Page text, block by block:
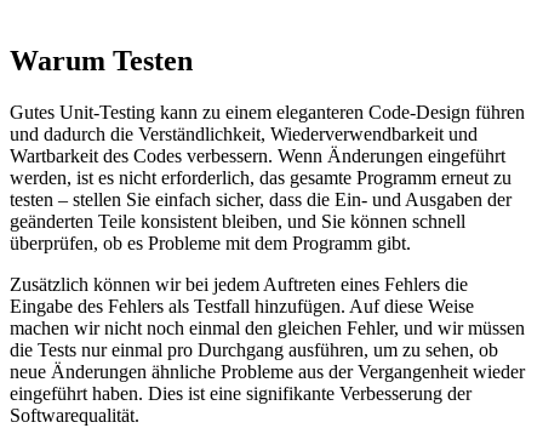
Warum Testen
Gutes Unit-Testing kann zu einem eleganteren Code-Design führen
und dadurch die Verständlichkeit, Wiederverwendbarkeit und
Wartbarkeit des Codes verbessern. Wenn Änderungen eingeführt
werden, ist es nicht erforderlich, das gesamte Programm erneut zu
testen – stellen Sie einfach sicher, dass die Ein- und Ausgaben der
geänderten Teile konsistent bleiben, und Sie können schnell
überprüfen, ob es Probleme mit dem Programm gibt.
Zusätzlich können wir bei jedem Auftreten eines Fehlers die
Eingabe des Fehlers als Testfall hinzufügen. Auf diese Weise
machen wir nicht noch einmal den gleichen Fehler, und wir müssen
die Tests nur einmal pro Durchgang ausführen, um zu sehen, ob
neue Änderungen ähnliche Probleme aus der Vergangenheit wieder
eingeführt haben. Dies ist eine signifikante Verbesserung der
Softwarequalität.